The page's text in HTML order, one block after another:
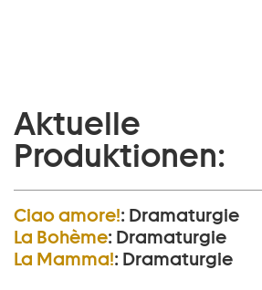
Aktuelle
Produktionen:
Ciao amore!: Dramaturgie
La Bohème: Dramaturgie
La Mamma!: Dramaturgie